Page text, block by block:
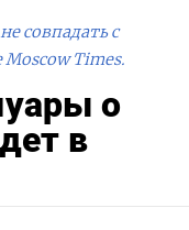
совпадать с
Times.
о
в